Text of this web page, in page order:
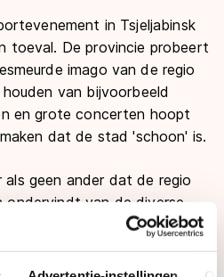
in Tsjeljabinsk
toeval. De provincie probeert
imago van de regio
van bijvoorbeeld
en grote concerten hoopt
dat de stad 'schoon' is.
geen ander dat de regio
ondervindt van de diverse
vrij recentelijk hebben
zijn ziek'', zegt ze. "De
zwaar vervuild, maar wordt